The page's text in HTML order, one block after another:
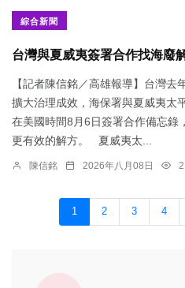
綜合新聞
台灣與夏威夷簽署合作找海廢
【記者陳信銘／高雄報導】台灣
擴大治理成效，海保署與夏威夷太
在美國時間8月6日簽署合作備忘錄
更有效的解方。 夏威夷太...
陳信銘 2026年八月08日
1 2 3 4